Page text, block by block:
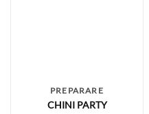
PREPARARE
CHINI PARTY